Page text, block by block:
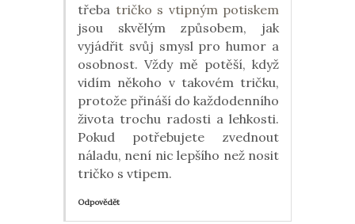
třeba tričko s vtipným potiskem
jsou skvělým způsobem, jak
vyjádřit svůj smysl pro humor a
osobnost. Vždy mě potěší, když
vidím někoho v takovém tričku,
protože přináší do každodenního
života trochu radosti a lehkosti.
Pokud potřebujete zvednout
náladu, není nic lepšího než nosit
tričko s vtipem.
Odpovědět